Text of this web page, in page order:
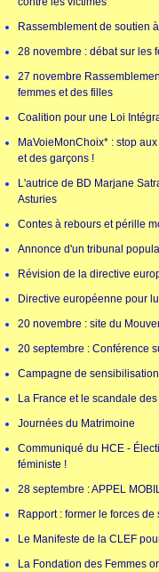
Rassemblement de soutien
28 novembre : débat sur les
27 novembre
femmes et des filles
Coalition pour une Loi
MaVoieMonChoix* : stop
et des garçons !
L'autrice de BD Marjane
Asturies
Contes à rebours et pérille
Annonce d'un tribunal
Révision de la directive
Directive européenne pour
20 novembre : site du
20 septembre : Conférence
Campagne de
La France et le scandale
Journées du Matrimoine
Communiqué du HCE -
féministe !
28 septembre : APPEL
Rapport : former le forces de
Le Manifeste de la CLEF
La Fondation des Femmes